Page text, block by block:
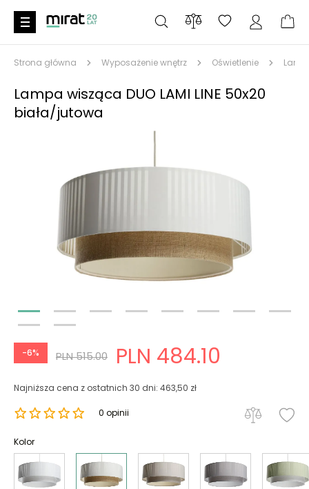
Strona główna Wyposażenie wnętrz Oświetlenie
Lampa wisząca DUO LAMI LINE 50x20
biała/jutowa
-6% PLN 515.00 PLN 484.10
Najniższa cena z ostatnich 30 dni: 463,50 zł
0 opinii
Kolor